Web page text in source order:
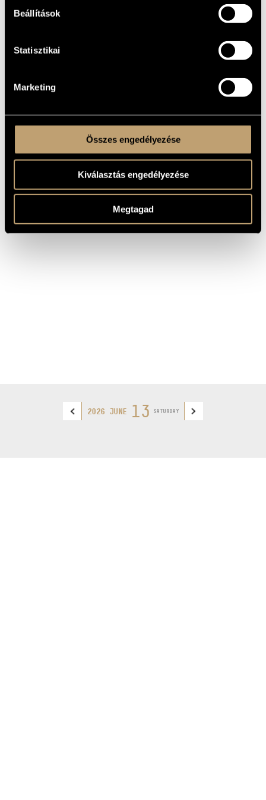
Beállítások
Statisztikai
Marketing
Összes engedélyezése
Kiválasztás engedélyezése
Megtagad
For more information, please call +36 1 216 7894
2026 JUNE 13 SATURDAY